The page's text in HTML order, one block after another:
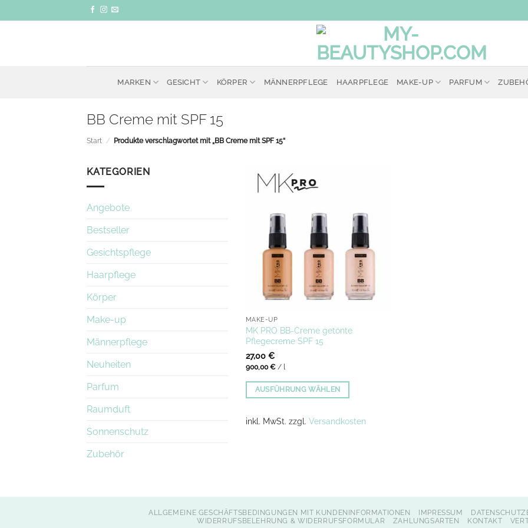
Inhalt
MARKEN GESICHT KÖRPER MÄNNERPFLEGE HAARPFLEGE MAKE-UP PARFUM
BB Creme mit SPF 15
Start / Produkte verschlagwortet mit „BB Creme mit SPF 15“
KATEGORIEN
Angebote
Bestseller
Gesichtspflege
Haarpflege
Körper
Make-up
Männerpflege
Neuheiten
Parfum
Raumduft
Sonnenschutz
Zubehör
MAKE-UP
MK PRO BB-Creme getönte
Pflegecreme SPF 15
27,00 €
900,00€/ l
AUSFÜHRUNG WÄHLEN
Produkt
Optionen
können
inkl. MwSt. zzgl. Versandkosten
ALLGEMEINE GESCHÄFTSBEDINGUNGEN MIT KUNDENINFORMATIONEN IMPRESSUM
WIDERRUFSBELEHRUNG & WIDERRUFSFORMULAR
ZAHLUNGSARTEN KONTAKT